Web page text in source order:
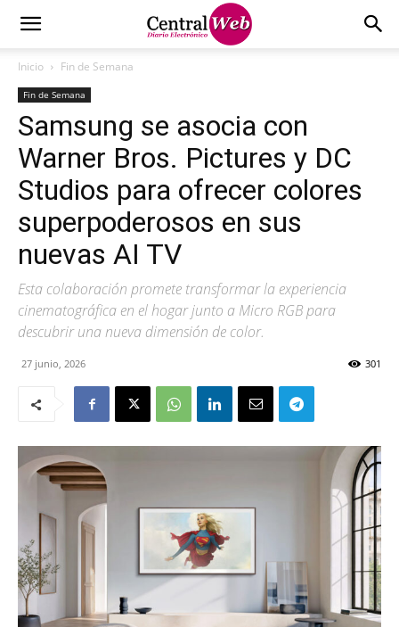
Inicio Fin de Semana
Fin de Semana
Samsung se asocia con
Warner Bros. Pictures y DC
Studios para ofrecer colores
superpoderosos en sus
nuevas AI TV
Esta colaboración promete transformar la experiencia
cinematográfica en el hogar junto a Micro RGB para
descubrir una nueva dimensión de color.
27 junio, 2026 301